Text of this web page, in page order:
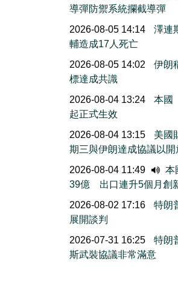
導彈防禦系統攔截導彈
2026-08-05 14:14
澤連
輔造成17人死亡
2026-08-05 14:02
伊朗
標達成共識
2026-08-04 13:24
本國
起正式生效
2026-08-04 13:15
美國
期三與伊朗達成協議以
2026-08-04 11:49
本
39億 出口連升5個月創
2026-08-02 17:16
特朗
展開談判
2026-07-31 16:25
特朗
斯武裝協議非常滿意